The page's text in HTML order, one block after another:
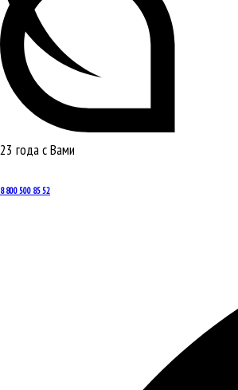
23 года с Вами
8 800 500 85 52